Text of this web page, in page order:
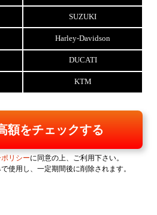
SUZUKI
Harley-Davidson
DUCATI
KTM
額をチェックする
リシーに同意の上、ご利用下さい。
使用し、一定期間後に削除されます。